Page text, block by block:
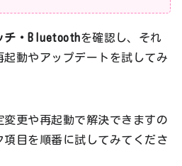
チ・Bluetoothを確認し、それ
動やアップデートを試してみ
更や再起動で解決できますの
目を順番に試してみてくださ